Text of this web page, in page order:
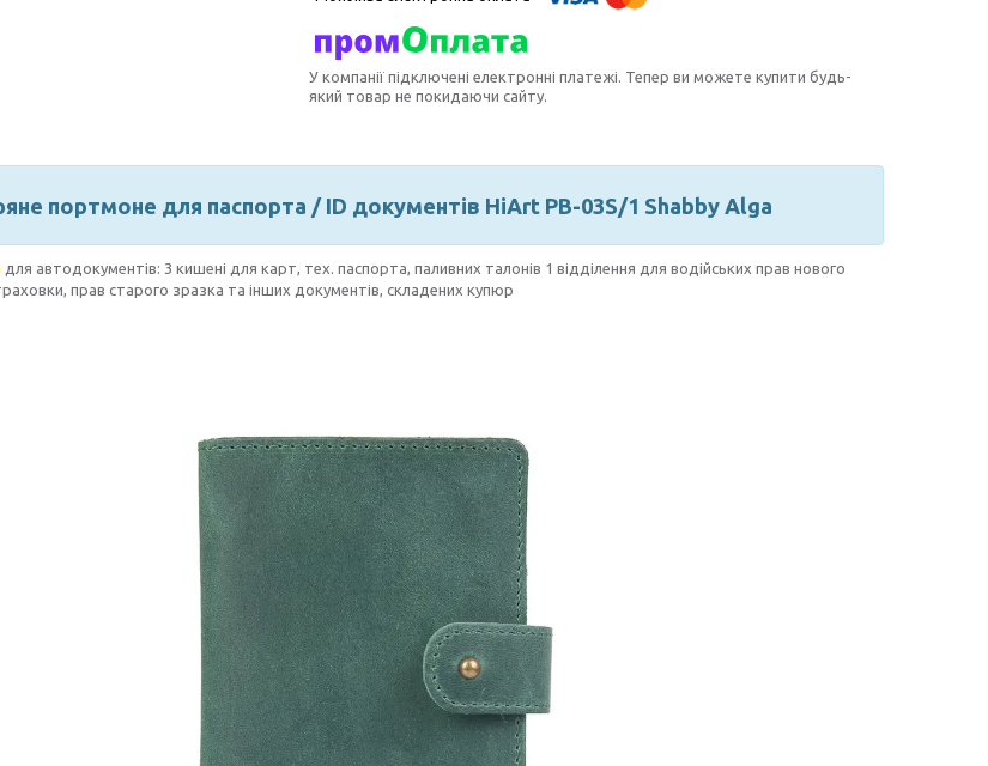
У компанії підключені електронні платежі. Тепер ви можете купити будь-
який товар не покидаючи сайту.
портмоне для паспорта / ID документів HiArt PB-03S/1 Shabby Alga
для автодокументів: 3 кишені для карт, тех. паспорта, паливних талонів 1 відділення для водійських прав нового
прав старого зразка та інших документів, складених купюр